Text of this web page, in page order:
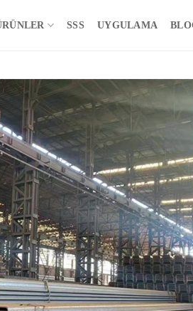
SSS UYGULAMA